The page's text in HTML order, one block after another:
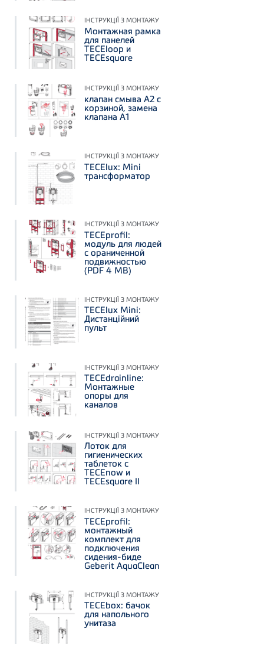
ІНСТРУКЦІЇ З МОНТАЖУ
Монтажная рамка
для панелей
TECEloop и
TECEsquare
ІНСТРУКЦІЇ З МОНТАЖУ
клапан смыва А2 с
корзиной, замена
клапана А1
ІНСТРУКЦІЇ З МОНТАЖУ
TECElux: Mini
трансформатор
ІНСТРУКЦІЇ З МОНТАЖУ
TECEprofil:
модуль для людей
с ораниченной
подвижностью
(PDF 4 MB)
ІНСТРУКЦІЇ З МОНТАЖУ
TECElux Mini:
Дистанційний
пульт
ІНСТРУКЦІЇ З МОНТАЖУ
TECEdrainline:
Монтажные
опоры для
каналов
ІНСТРУКЦІЇ З МОНТАЖУ
Лоток для
гигиенических
таблеток с
TECEnow и
TECEsquare II
ІНСТРУКЦІЇ З МОНТАЖУ
TECEprofil:
монтажный
комплект для
подключения
сидения-биде
Geberit AquaClean
ІНСТРУКЦІЇ З МОНТАЖУ
TECEbox: бачок
для напольного
унитаза